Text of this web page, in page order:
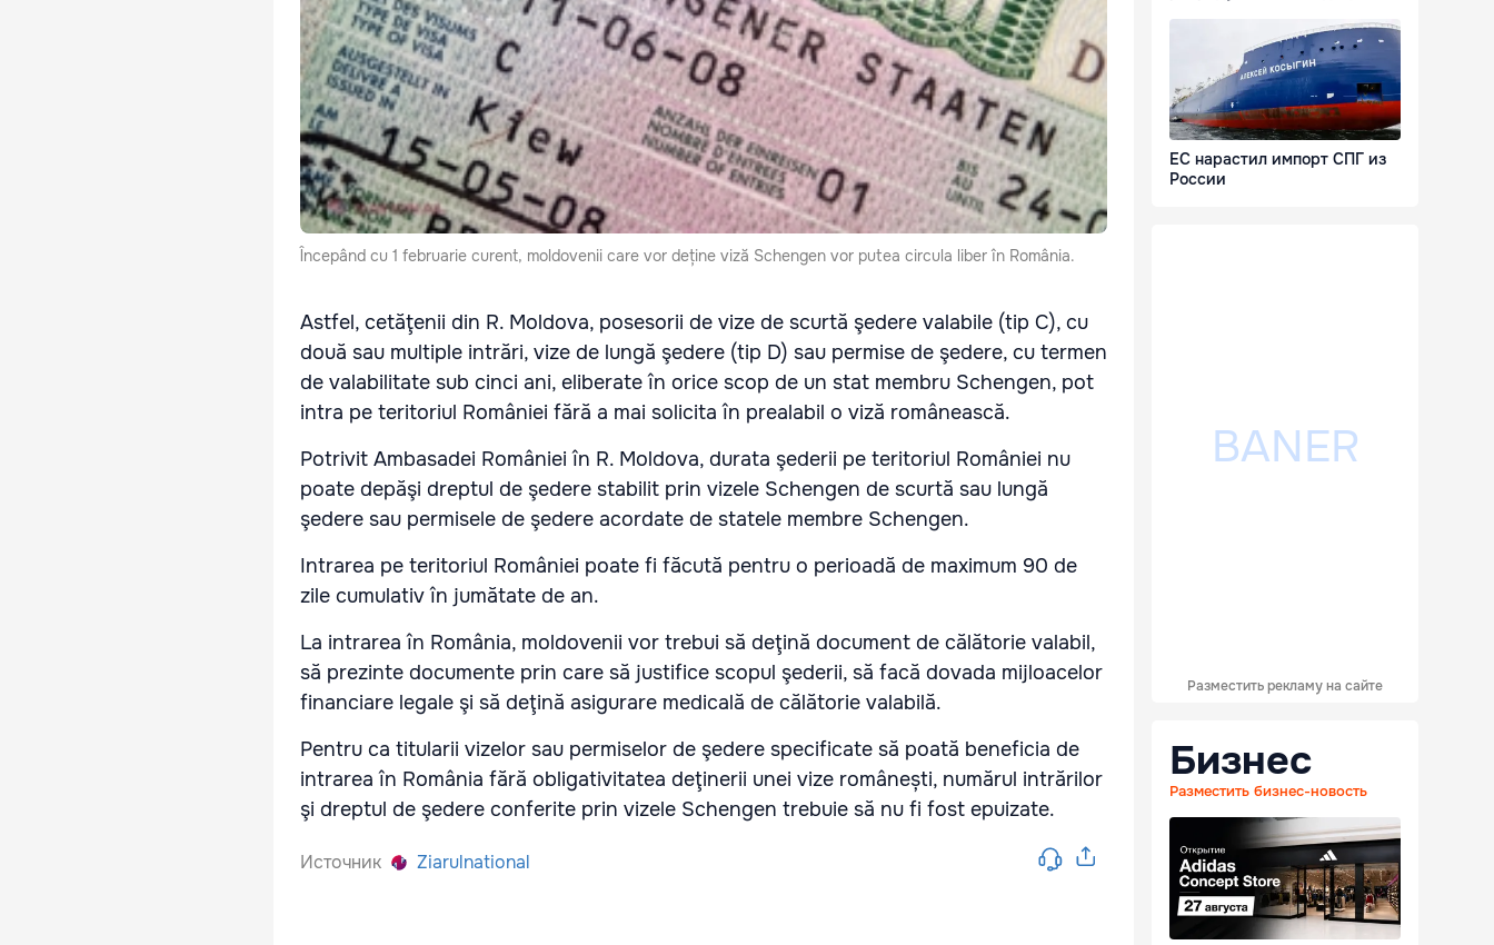
Începând cu 1 februarie curent, moldovenii care vor deține viză Schengen vor putea circula liber în România.
Astfel, cetăţenii din R. Moldova, posesorii de vize de scurtă şedere valabile (tip C), cu
două sau multiple intrări, vize de lungă şedere (tip D) sau permise de şedere, cu termen
de valabilitate sub cinci ani, eliberate în orice scop de un stat membru Schengen, pot
intra pe teritoriul României fără a mai solicita în prealabil o viză românească.
Potrivit Ambasadei României în R. Moldova, durata şederii pe teritoriul României nu
poate depăşi dreptul de şedere stabilit prin vizele Schengen de scurtă sau lungă
şedere sau permisele de şedere acordate de statele membre Schengen.
Intrarea pe teritoriul României poate fi făcută pentru o perioadă de maximum 90 de
zile cumulativ în jumătate de an.
La intrarea în România, moldovenii vor trebui să deţină document de călătorie valabil,
să prezinte documente prin care să justifice scopul şederii, să facă dovada mijloacelor
financiare legale şi să deţină asigurare medicală de călătorie valabilă.
Pentru ca titularii vizelor sau permiselor de şedere specificate să poată beneficia de
intrarea în România fără obligativitatea deţinerii unei vize românești, numărul intrărilor
şi dreptul de şedere conferite prin vizele Schengen trebuie să nu fi fost epuizate.
Источник Ziarulnational
ЕС нарастил импорт СПГ из
России
Разместить рекламу на сайте
Бизнес
Разместить бизнес-новость